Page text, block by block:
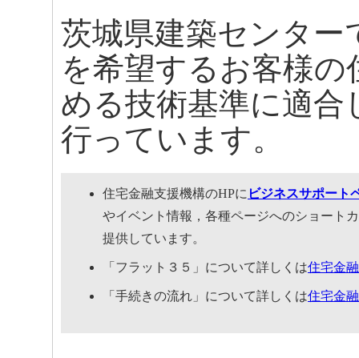
茨城県建築センター
を希望するお客様
める技術基準に適
行っています。
住宅金融支援機構のHPに ビジネスサポート
やイベント情報，各種ページへのショート
提供しています。
「フラット３５」について詳しくは住宅金
「手続きの流れ」について詳しくは住宅金